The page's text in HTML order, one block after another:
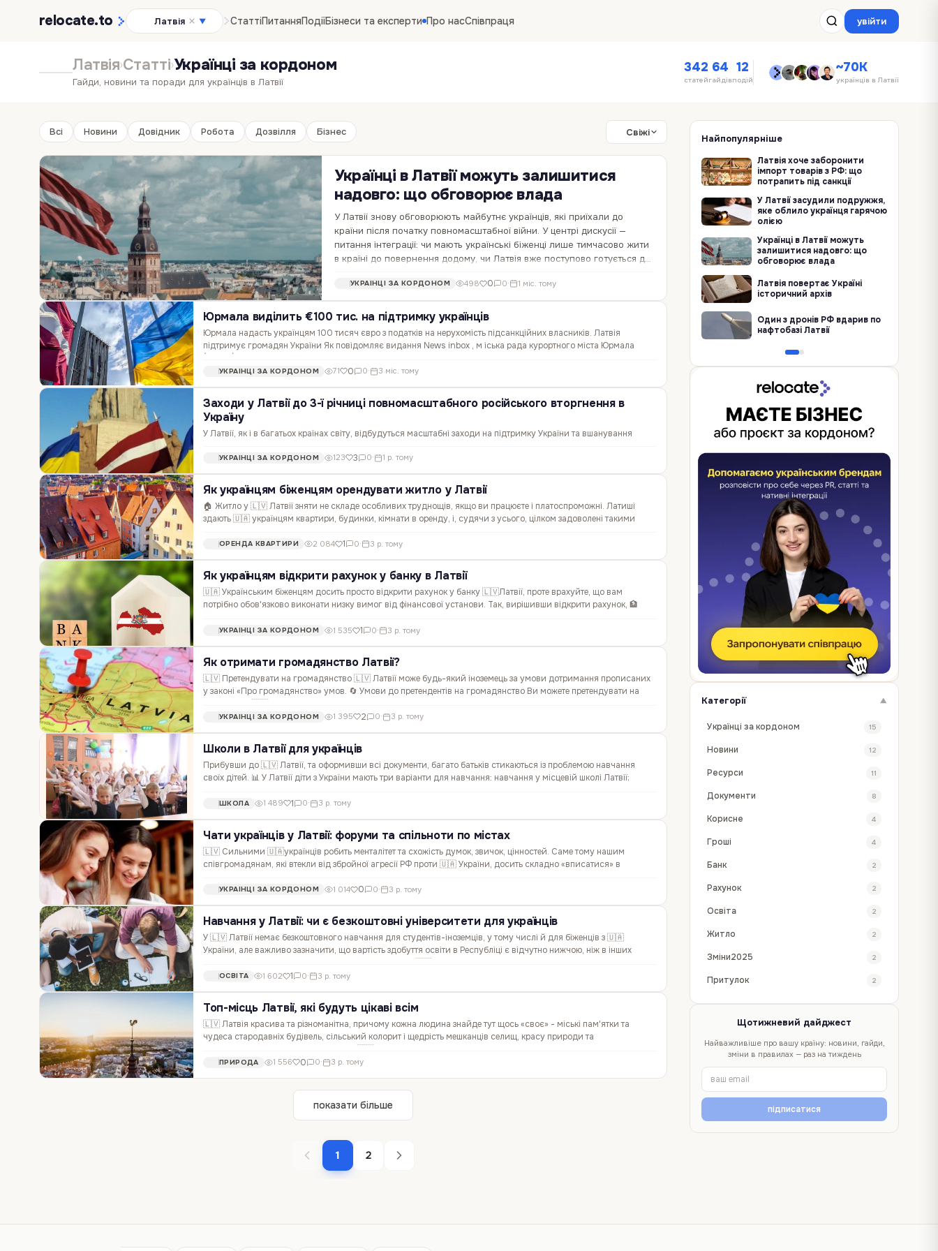
relocate.to Латвія ▼ СтаттіПитанняПодіїБізнеси та експерти Про насСпівпраця увійти
Латвія›Статті›Українці за кордоном
Гайди, новини та поради для українців в Латвії
342
статей
64
гайдів
12
подій
~70K
українців в Латвії
Всі Новини Довідник Робота Дозвілля Бізнес Свіжі
Українці в Латвії можуть залишитися
надовго: що обговорює влада
У Латвії знову обговорюють майбутнє українців, які приїхали до
країни після початку повномасштабної війни. У центрі дискусії —
питання інтеграції: чи мають українські біженці лише тимчасово жити
в країні до повернення додому, чи Латвія вже поступово готується до
УКРАЇНЦІ ЗА КОРДОНОМ 498 0 0· 1 міс. тому
Юрмала виділить €100 тис. на підтримку українців
Юрмала надасть українцям 100 тисяч євро з податків на нерухомість підсанкційних власників. Латвія
підтримує громадян України Як повідомляє видання News inbox , м іська рада курортного міста Юрмала
УКРАЇНЦІ ЗА КОРДОНОМ 71 0 0· 3 міс. тому
Заходи у Латвії до 3-ї річниці повномасштабного російського вторгнення в
Україну
У Латвії, як і в багатьох країнах світу, відбудуться масштабні заходи на підтримку України та вшанування
покликані привернути увагу до трагедії війни та засвідчити незламну…
УКРАЇНЦІ ЗА КОРДОНОМ 123 3 0· 1 р. тому
Як українцям біженцям орендувати житло у Латвії
🏠 Житло у 🇱🇻 Латвії зняти не складе особливих труднощів, якщо ви працюєте і платоспроможні. Латиші
здають 🇺🇦 українцям квартири, будинки, кімнати в оренду, і, судячи з усього, цілком задоволені такими
ОРЕНДА КВАРТИРИ 2 084 1 0· 3 р. тому
Як українцям відкрити рахунок у банку в Латвії
🇺🇦 Українським біженцям досить просто відкрити рахунок у банку 🇱🇻Латвії, проте врахуйте, що вам
потрібно обов'язково виконати низку вимог від фінансової установи. Так, вирішивши відкрити рахунок, 🏦
УКРАЇНЦІ ЗА КОРДОНОМ 1 535 1 0· 3 р. тому
Як отримати громадянство Латвії?
🇱🇻 Претендувати на громадянство 🇱🇻 Латвії може будь-який іноземець за умови дотримання прописаних
у законі «Про громадянство» умов. 🔄 Умови до претендентів на громадянство Ви можете претендувати на
УКРАЇНЦІ ЗА КОРДОНОМ 1 395 2 0· 3 р. тому
Школи в Латвії для українців
Прибувши до 🇱🇻 Латвії, та оформивши всі документи, багато батьків стикаються із проблемою навчання
своїх дітей. 📊 У Латвії діти з України мають три варіанти для навчання: навчання у місцевій школі Латвії;
ШКОЛА 1 489 1 0· 3 р. тому
Чати українців у Латвії: форуми та спільноти по містах
🇱🇻 Сильними 🇺🇦українців робить менталітет та схожість думок, звичок, цінностей. Саме тому нашим
співгромадянам, які втекли від збройної агресії РФ проти 🇺🇦 України, досить складно «вписатися» в
УКРАЇНЦІ ЗА КОРДОНОМ 1 014 0 0· 3 р. тому
Навчання у Латвії: чи є безкоштовні університети для українців
У 🇱🇻 Латвії немає безкоштовного навчання для студентів-іноземців, у тому числі й для біженців з 🇺🇦
України, але важливо зазначити, що вартість здобуття освіти в Республіці є відчутно нижчою, ніж в інших
ОСВІТА 1 602 1 0· 3 р. тому
Топ-місць Латвії, які будуть цікаві всім
🇱🇻 Латвія красива та різноманітна, причому кожна людина знайде тут щось «своє» - міські пам'ятки та
чудеса стародавніх будівель, сільський колорит і щедрість мешканців селищ, красу природи та
ПРИРОДА 1 556 0 0· 3 р. тому
показати більше
1 2
Найпопулярніше
Латвія хоче заборонити
імпорт товарів з РФ: що
потрапить під санкції
У Латвії засудили подружжя,
яке облило українця гарячою
олією
Українці в Латвії можуть
залишитися надовго: що
обговорює влада
Латвія повертає Україні
історичний архів
Один з дронів РФ вдарив по
нафтобазі Латвії
Категорії ▼
Українці за кордоном 15
Новини 12
Ресурси 11
Документи 8
Корисне 4
Гроші 4
Банк 2
Рахунок 2
Освіта 2
Житло 2
Зміни2025 2
Притулок 2
Щотижневий дайджест
Найважливіше про вашу країну: новини, гайди,
зміни в правилах — раз на тиждень
підписатися